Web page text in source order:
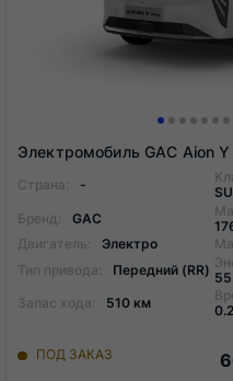
Электромобиль GAC Aion Y
Страна: -
Бренд:
GAC
Двигатель:
Электро
Тип привода:
Передний (RR)
Запас хода:
510 км
ПОД ЗАКАЗ